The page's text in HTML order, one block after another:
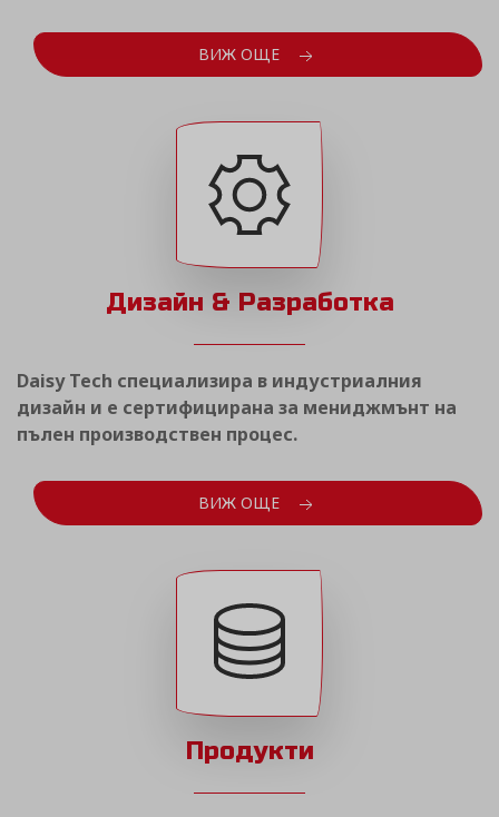
ВИЖ ОЩЕ
Дизайн & Разработка
Daisy Tech специализира в индустриалния
дизайн и е сертифицирана за мениджмънт на
пълен производствен процес.
ВИЖ ОЩЕ
Продукти